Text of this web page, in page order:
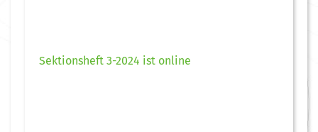
Sektionsheft 3-2024 ist online